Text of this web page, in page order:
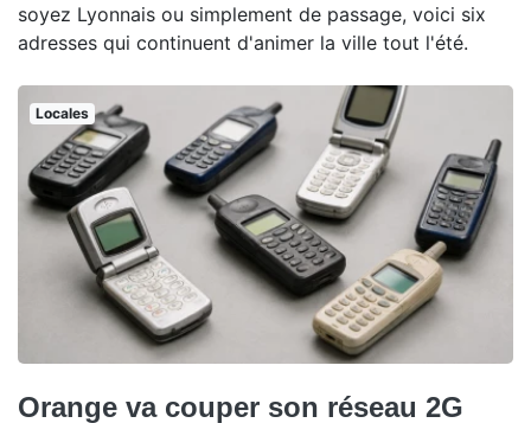
soyez Lyonnais ou simplement de passage, voici six
adresses qui continuent d'animer la ville tout l'été.
Locales
Orange va couper son réseau 2G